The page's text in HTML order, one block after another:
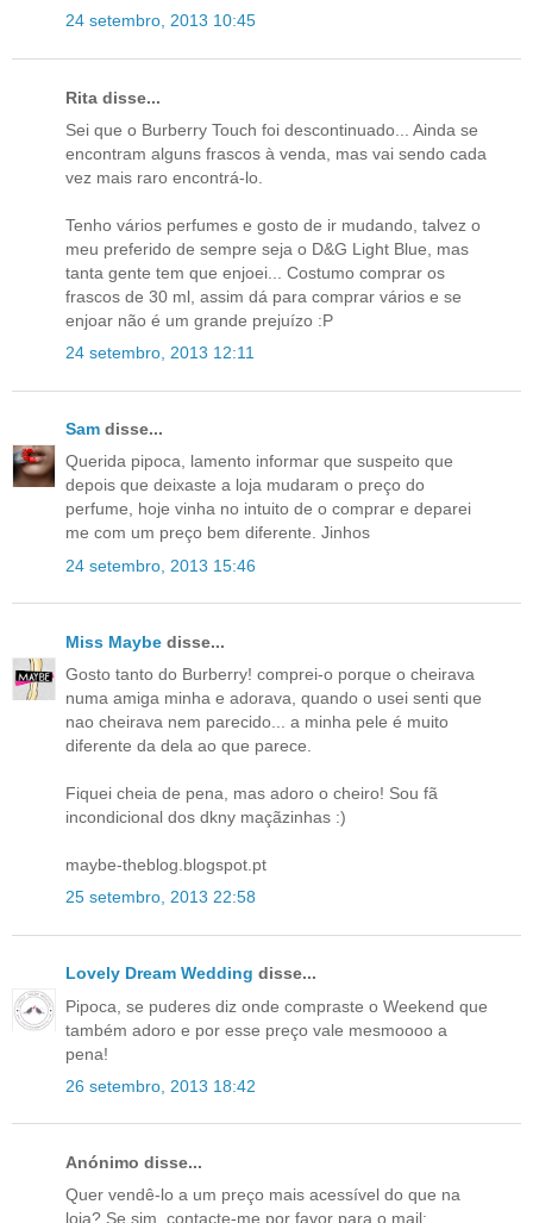
24 setembro, 2013 10:45
Rita disse...
Sei que o Burberry Touch foi descontinuado... Ainda se
encontram alguns frascos à venda, mas vai sendo cada
vez mais raro encontrá-lo.
Tenho vários perfumes e gosto de ir mudando, talvez o
meu preferido de sempre seja o D&G Light Blue, mas
tanta gente tem que enjoei... Costumo comprar os
frascos de 30 ml, assim dá para comprar vários e se
enjoar não é um grande prejuízo :P
24 setembro, 2013 12:11
Sam disse...
Querida pipoca, lamento informar que suspeito que
depois que deixaste a loja mudaram o preço do
perfume, hoje vinha no intuito de o comprar e deparei
me com um preço bem diferente. Jinhos
24 setembro, 2013 15:46
Miss Maybe disse...
Gosto tanto do Burberry! comprei-o porque o cheirava
numa amiga minha e adorava, quando o usei senti que
nao cheirava nem parecido... a minha pele é muito
diferente da dela ao que parece.
Fiquei cheia de pena, mas adoro o cheiro! Sou fã
incondicional dos dkny maçãzinhas :)
maybe-theblog.blogspot.pt
25 setembro, 2013 22:58
Lovely Dream Wedding disse...
Pipoca, se puderes diz onde compraste o Weekend que
também adoro e por esse preço vale mesmoooo a
pena!
26 setembro, 2013 18:42
Anónimo disse...
Quer vendê-lo a um preço mais acessível do que na
loja? Se sim, contacte-me por favor para o mail: